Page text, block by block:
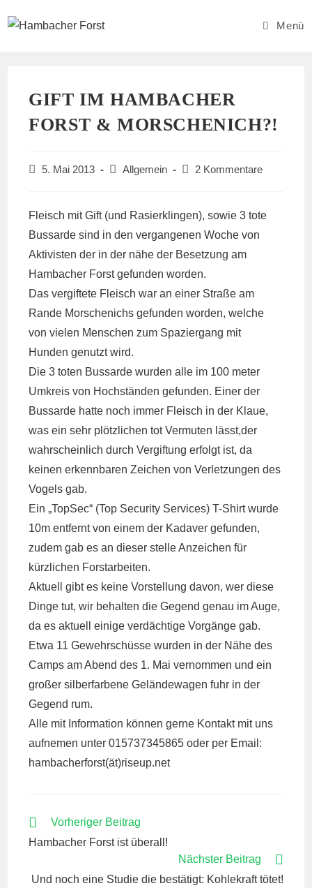
Inhalt
Menü
GIFT IM HAMBACHER
FORST & MORSCHENICH?!
Beitrag
5. Mai 2013
Beitrags-
Allgemein
Beitrags-
2 Kommentare
Fleisch mit Gift (und Rasierklingen), sowie 3 tote
Bussarde sind in den vergangenen Woche von
Aktivisten der in der nähe der Besetzung am
Hambacher Forst gefunden worden.
Das vergiftete Fleisch war an einer Straße am
Rande Morschenichs gefunden worden, welche
von vielen Menschen zum Spaziergang mit
Hunden genutzt wird.
Die 3 toten Bussarde wurden alle im 100 meter
Umkreis von Hochständen gefunden. Einer der
Bussarde hatte noch immer Fleisch in der Klaue,
was ein sehr plötzlichen tot Vermuten lässt,der
wahrscheinlich durch Vergiftung erfolgt ist, da
keinen erkennbaren Zeichen von Verletzungen des
Vogels gab.
Ein „TopSec“ (Top Security Services) T-Shirt wurde
10m entfernt von einem der Kadaver gefunden,
zudem gab es an dieser stelle Anzeichen für
kürzlichen Forstarbeiten.
Aktuell gibt es keine Vorstellung davon, wer diese
Dinge tut, wir behalten die Gegend genau im Auge,
da es aktuell einige verdächtige Vorgänge gab.
Etwa 11 Gewehrschüsse wurden in der Nähe des
Camps am Abend des 1. Mai vernommen und ein
großer silberfarbene Geländewagen fuhr in der
Gegend rum.
Alle mit Information können gerne Kontakt mit uns
aufnemen unter 015737345865 oder per Email:
hambacherforst(ät)riseup.net
WEITERE
ANSEHEN
Vorheriger Beitrag
Hambacher Forst ist überall!
Nächster Beitrag
Und noch eine Studie die bestätigt: Kohlekraft tötet!